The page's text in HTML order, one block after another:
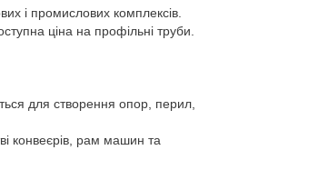
і промислових комплексів.
ціна на профільні труби.
для створення опор, перил,
конвеєрів, рам машин та